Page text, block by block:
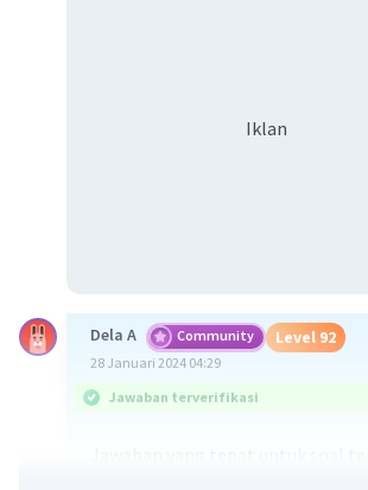
Iklan
Dela A Community Level 92
28 Januari 2024 04:29
Jawaban terverifikasi